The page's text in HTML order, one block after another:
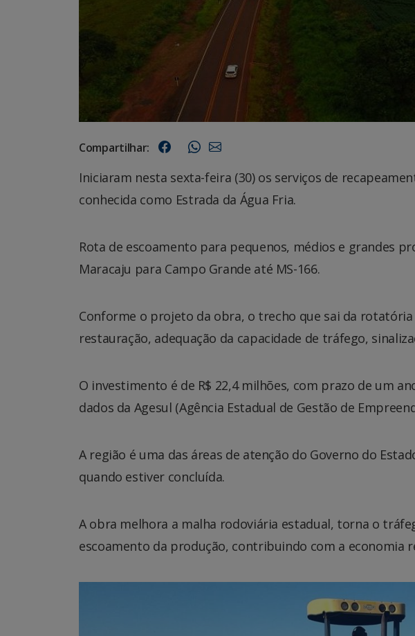
Compartilhar:
Iniciaram nesta sexta-feira (30) os serviços de
conhecida como Estrada da Água Fria.
Rota de escoamento para pequenos, médios e grandes
Maracaju para Campo Grande até MS-166.
Conforme o projeto da obra, o trecho que sai da rotatória
restauração, adequação da capacidade de tráfego,
O investimento é de R$ 22,4 milhões, com prazo de um
dados da Agesul (Agência Estadual de Gestão de
A região é uma das áreas de atenção do Governo do
quando estiver concluída.
A obra melhora a malha rodoviária estadual, torna o
escoamento da produção, contribuindo com a economia